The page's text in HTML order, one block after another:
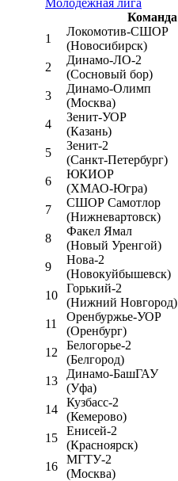
Молодёжная лига
Команда
1
Локомотив-CШОР
(Новосибирск)
2
Динамо-ЛО-2
(Сосновый бор)
3
Динамо-Олимп
(Москва)
4
Зенит-УОР
(Казань)
5
Зенит-2
(Санкт-Петербург)
6
ЮКИОР
(ХМАО-Югра)
7
СШОР Самотлор
(Нижневартовск)
8
Факел Ямал
(Новый Уренгой)
9
Нова-2
(Новокуйбышевск)
10
Горький-2
(Нижний Новгород)
11
Оренбуржье-УОР
(Оренбург)
12
Белогорье-2
(Белгород)
13
Динамо-БашГАУ
(Уфа)
14
Кузбасс-2
(Кемерово)
15
Енисей-2
(Красноярск)
16
МГТУ-2
(Москва)